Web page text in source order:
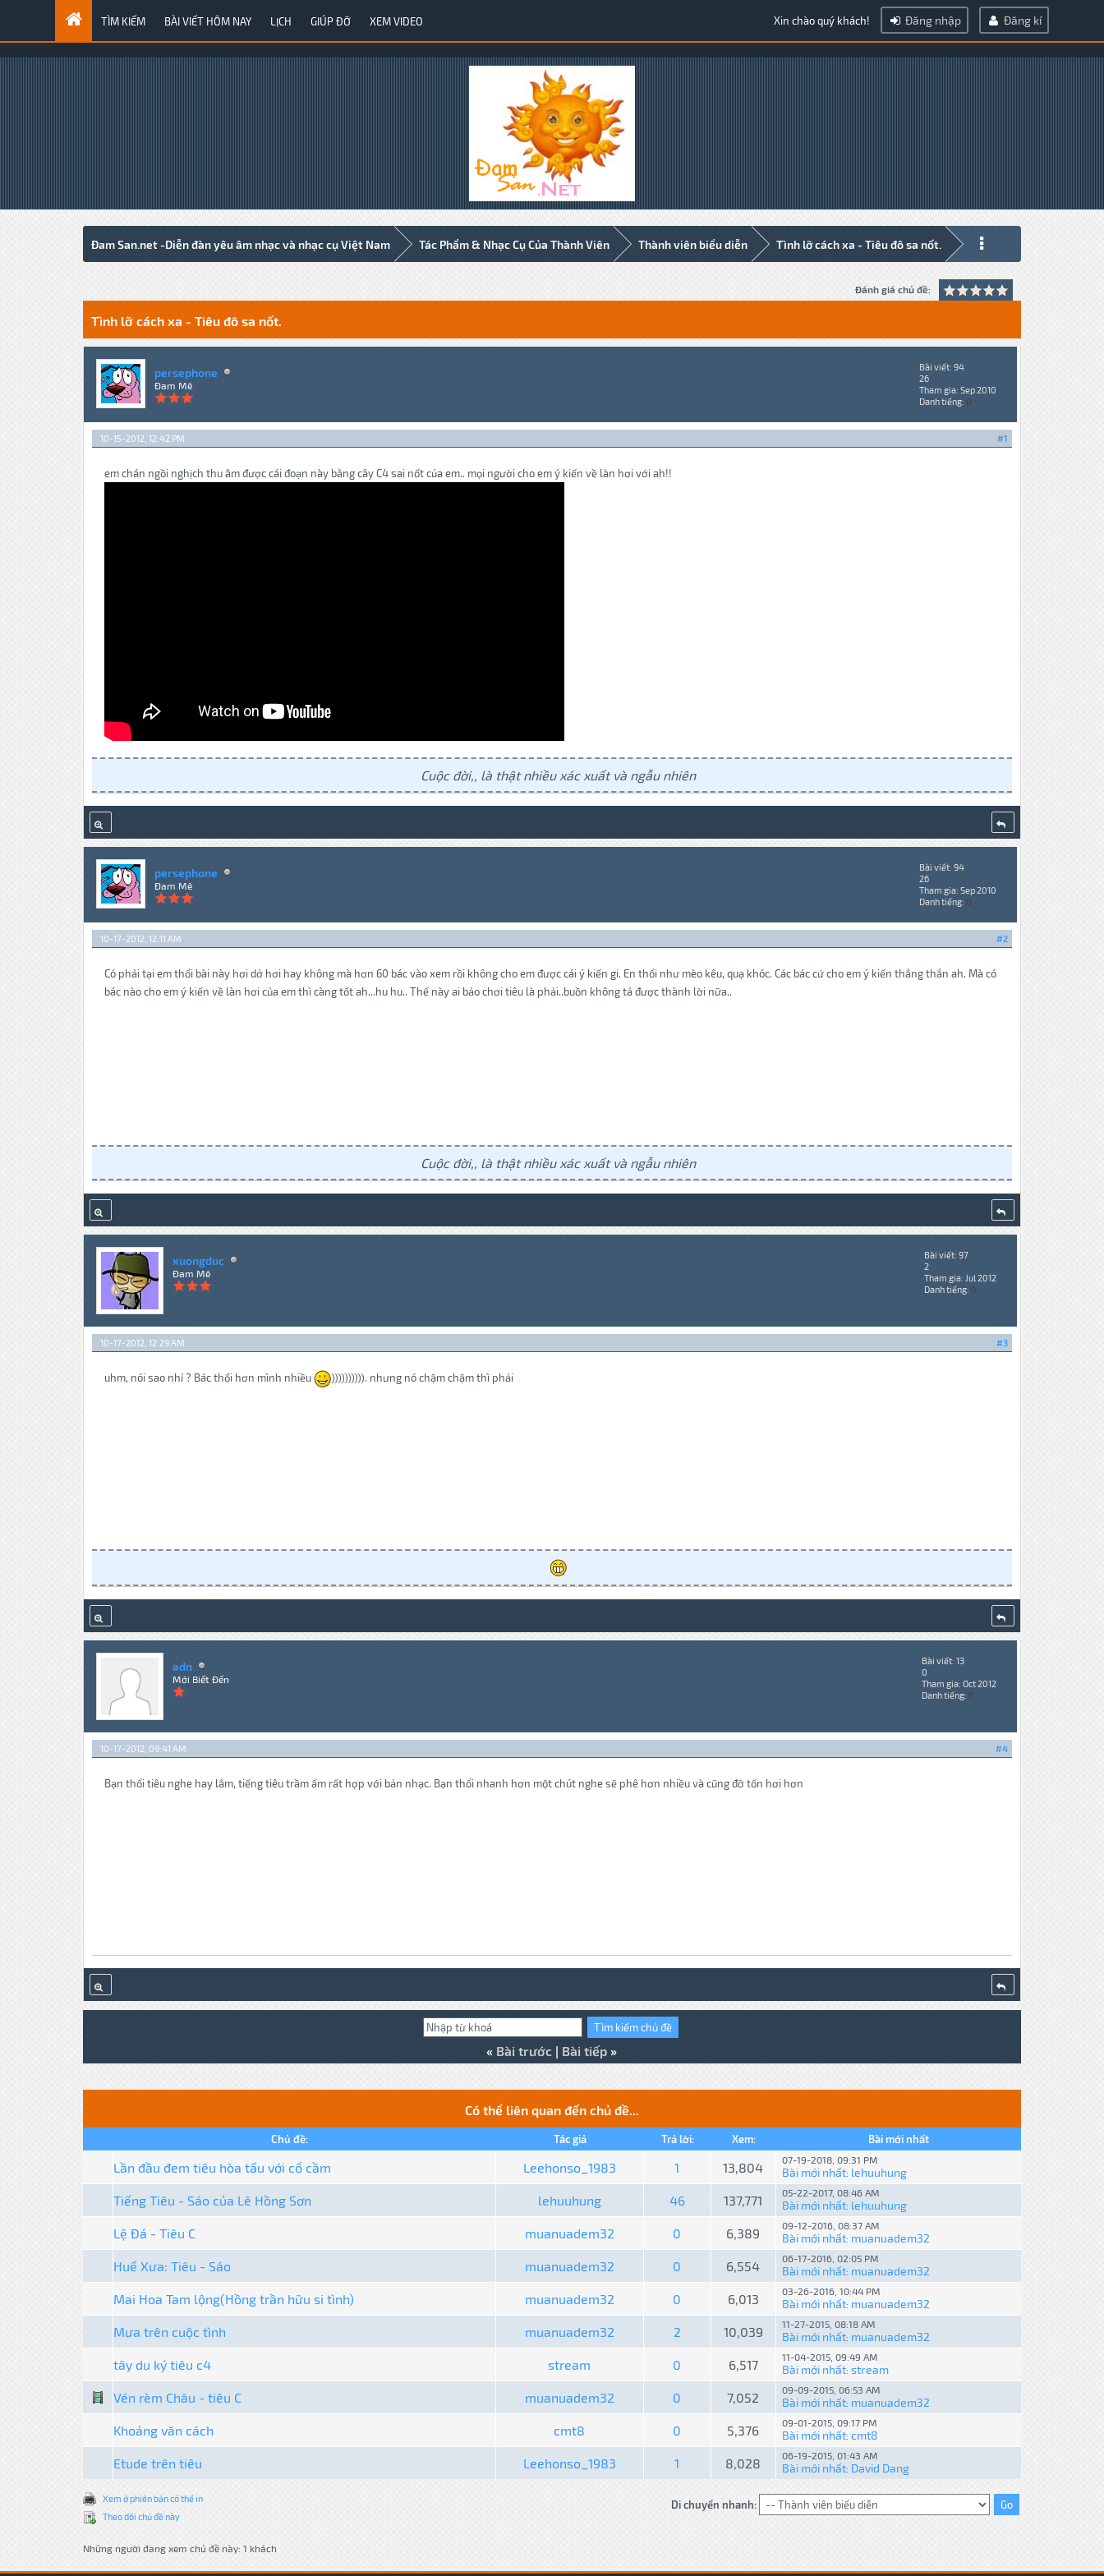
TÌM KIẾM BÀI VIẾT HÔM NAY LỊCH GIÚP ĐỠ XEM VIDEO Xin chào quý khách! Đăng nhập Đăng kí
Đam San.net -Diễn đàn yêu âm nhạc và nhạc cụ Việt Nam Tác Phẩm & Nhạc Cụ Của Thành Viên Thành viên biểu diễn Tình lỡ cách xa - Tiêu đô sa nốt.
Đánh giá chủ đề:
0 Votes - 0 Average
1
2
3
4
5
Tình lỡ cách xa - Tiêu đô sa nốt.
persephone
Đam Mê
Bài viết: 94
26
Tham gia: Sep 2010
Danh tiếng: 0
#1
10-15-2012, 12:42 PM
em chán ngồi nghịch thu âm được cái đoạn này bằng cây C4 sai nốt của em.. mọi người cho em ý kiến về làn hơi với ah!!
Cuộc đời,, là thật nhiều xác xuất và ngẫu nhiên
persephone
Đam Mê
Bài viết: 94
26
Tham gia: Sep 2010
Danh tiếng: 0
#2
10-17-2012, 12:11 AM
Có phải tại em thổi bài này hơi dở hơi hay không mà hơn 60 bác vào xem rồi không cho em được cái ý kiến gi. En thổi như mèo kêu, quạ khóc. Các bác cứ cho em ý kiến thẳng thắn ah. Mà có
bác nào cho em ý kiến về làn hơi của em thì càng tốt ah...hu hu.. Thế này ai bảo chơi tiêu là phải..buồn không tả được thành lời nữa..
Cuộc đời,, là thật nhiều xác xuất và ngẫu nhiên
xuongduc
Đam Mê
Bài viết: 97
2
Tham gia: Jul 2012
Danh tiếng: 0
#3
10-17-2012, 12:29 AM
uhm, nói sao nhỉ ? Bác thổi hơn mình nhiều )))))))))). nhưng nó chậm chậm thì phải
adn
Mới Biết Đến
Bài viết: 13
0
Tham gia: Oct 2012
Danh tiếng: 0
#4
10-17-2012, 09:41 AM
Bạn thổi tiêu nghe hay lắm, tiếng tiêu trầm ấm rất hợp với bản nhạc. Bạn thổi nhanh hơn một chút nghe sẽ phê hơn nhiều và cũng đỡ tốn hơi hơn
« Bài trước | Bài tiếp »
Có thể liên quan đến chủ đề...
Chủ đề: Tác giả Trả lời: Xem: Bài mới nhất
Lần đầu đem tiêu hòa tấu với cổ cầm Leehonso_1983 1 13,804 07-19-2018, 09:31 PM
Bài mới nhất: lehuuhung
Tiếng Tiêu - Sáo của Lê Hồng Sơn lehuuhung 46 137,771 05-22-2017, 08:46 AM
Bài mới nhất: lehuuhung
Lệ Đá - Tiêu C muanuadem32 0 6,389 09-12-2016, 08:37 AM
Bài mới nhất: muanuadem32
Huế Xưa: Tiêu - Sáo muanuadem32 0 6,554 06-17-2016, 02:05 PM
Bài mới nhất: muanuadem32
Mai Hoa Tam lộng(Hồng trần hữu si tình) muanuadem32 0 6,013 03-26-2016, 10:44 PM
Bài mới nhất: muanuadem32
Mưa trên cuộc tình muanuadem32 2 10,039 11-27-2015, 08:18 AM
Bài mới nhất: muanuadem32
tây du ký tiêu c4 stream 0 6,517 11-04-2015, 09:49 AM
Bài mới nhất: stream
Vén rèm Châu - tiêu C muanuadem32 0 7,052 09-09-2015, 06:53 AM
Bài mới nhất: muanuadem32
Khoảng văn cách cmt8 0 5,376 09-01-2015, 09:17 PM
Bài mới nhất: cmt8
Etude trên tiêu Leehonso_1983 1 8,028 06-19-2015, 01:43 AM
Bài mới nhất: David Dang
Xem ở phiên bản có thể in
Theo dõi chủ đề này
Di chuyển nhanh:
Những người đang xem chủ đề này: 1 khách